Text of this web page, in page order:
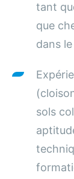
tant
que
dans
sols